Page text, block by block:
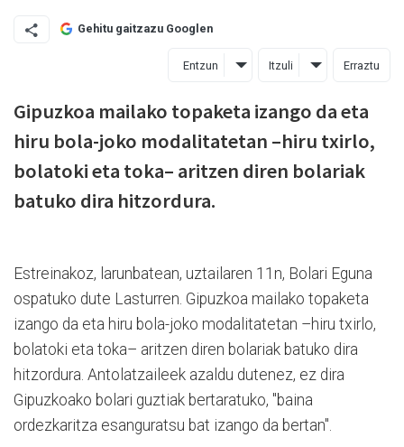
Gehitu gaitzazu Googlen
Entzun Itzuli Erraztu
Gipuzkoa mailako topaketa izango da eta
hiru bola-joko modalitatetan –hiru txirlo,
bolatoki eta toka– aritzen diren bolariak
batuko dira hitzordura.
Estreinakoz, larunbatean, uztailaren 11n, Bolari Eguna
ospatuko dute Lasturren. Gipuzkoa mailako topaketa
izango da eta hiru bola-joko modalitatetan –hiru txirlo,
bolatoki eta toka– aritzen diren bolariak batuko dira
hitzordura. Antolatzaileek azaldu dutenez, ez dira
Gipuzkoako bolari guztiak bertaratuko, "baina
ordezkaritza esanguratsu bat izango da bertan".